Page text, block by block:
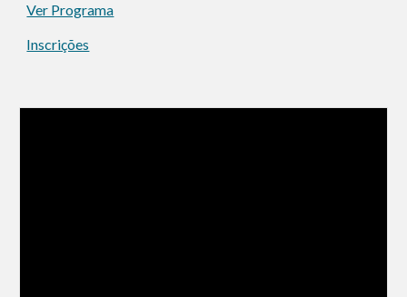
Ver Programa
Inscrições